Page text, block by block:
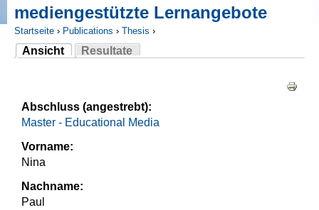
mediengestützte Lernangebote
Sie sind hier
Startseite › Publications › Thesis ›
Ansicht
(aktiver Reiter)
Resultate
Abschluss (angestrebt):
Master - Educational Media
Vorname:
Nina
Nachname:
Paul